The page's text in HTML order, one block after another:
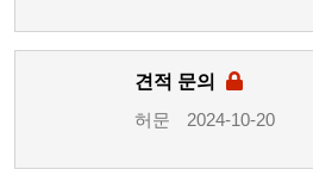
견적 문의
허문
2024-10-20